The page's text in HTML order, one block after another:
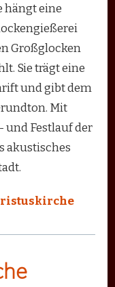
hängt eine
Großglocken
Sie trägt eine
und gibt dem
Mit
und Festlauf der
akustisches